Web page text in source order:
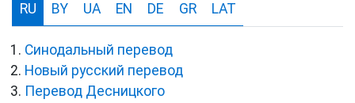
RU BY UA EN DE GR LAT
Синодальный перевод
Новый русский перевод
Перевод Десницкого